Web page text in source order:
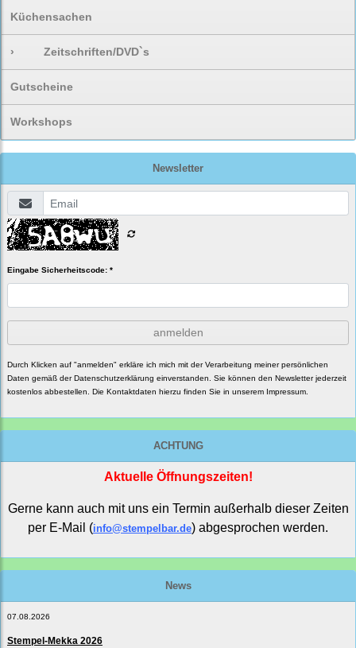
Küchensachen
› Zeitschriften/DVD`s
Gutscheine
Workshops
Newsletter
Eingabe Sicherheitscode: *
anmelden
Durch Klicken auf "anmelden" erkläre ich mich mit der Verarbeitung meiner persönlichen
Daten gemäß der Datenschutzerklärung einverstanden. Sie können den Newsletter jederzeit
kostenlos abbestellen. Die Kontaktdaten hierzu finden Sie in unserem Impressum.
ACHTUNG
Aktuelle Öffnungszeiten!
Gerne kann auch mit uns ein Termin außerhalb dieser Zeiten
per E-Mail (info@stempelbar.de) abgesprochen werden.
News
07.08.2026
Stempel-Mekka 2026